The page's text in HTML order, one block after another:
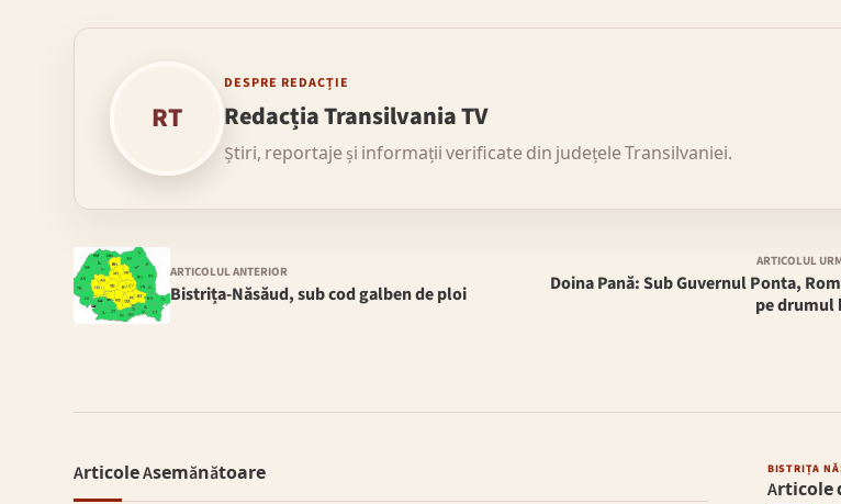
RT
DESPRE REDACȚIE
Redacția Transilvania TV
Știri, reportaje și informații verificate din județele Transilvaniei.
ARTICOLUL ANTERIOR
Bistrița-Năsăud, sub cod galben de ploi
ARTICOLUL
Doina Pană: Sub Guvernul Ponta,
pe drumul
Articole Asemănătoare BISTRIȚA
Articole